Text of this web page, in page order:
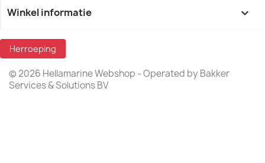
Winkel informatie keyboard_arrow_down
Herroeping
© 2026 Hellamarine Webshop - Operated by Bakker
Services & Solutions BV